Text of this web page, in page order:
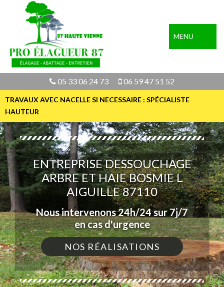
MENU
05 33 06 24 73 06 59 47 51 52
TRAVAUX AVEC NACELLE SI NECESSAIRE : SPÉCIALISTE
HAUTEUR
ENTREPRISE DESSOUCHAGE
ARBRE ET HAIE BOSMIE L
AIGUILLE 87110
Nous intervenons 24h/24 sur 7j/7
en cas d'urgence
NOS RÉALISATIONS